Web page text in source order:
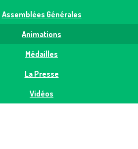
Assemblées Générales
Animations
Médailles
La Presse
Vidéos